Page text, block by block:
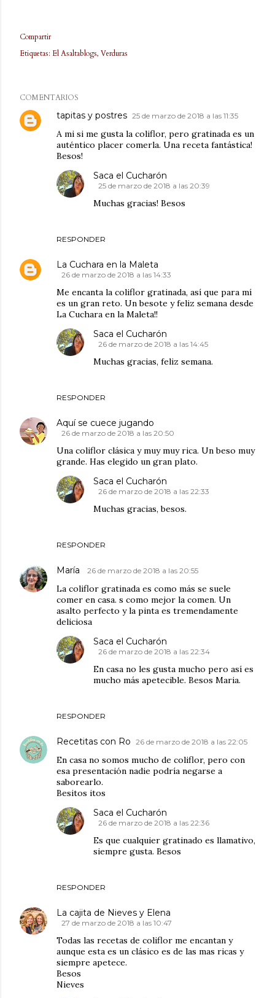
Compartir
Etiquetas: El Asaltablogs Verduras
COMENTARIOS
tapitas y postres 25 de marzo de 2018 a las 11:35
A mi si me gusta la coliflor, pero gratinada es un
auténtico placer comerla. Una receta fantástica!
Besos!
RESPONDER
Saca el Cucharón
25 de marzo de 2018 a las 20:39
Muchas gracias! Besos
La Cuchara en la Maleta
26 de marzo de 2018 a las 14:33
Me encanta la coliflor gratinada, así que para mí
es un gran reto. Un besote y feliz semana desde
La Cuchara en la Maleta!!
RESPONDER
Saca el Cucharón
26 de marzo de 2018 a las 14:45
Muchas gracias, feliz semana.
Aquí se cuece jugando
26 de marzo de 2018 a las 20:50
Una coliflor clásica y muy muy rica. Un beso muy
grande. Has elegido un gran plato.
RESPONDER
Saca el Cucharón
26 de marzo de 2018 a las 22:33
Muchas gracias, besos.
María 26 de marzo de 2018 a las 20:55
La coliflor gratinada es como más se suele
comer en casa. s como mejor la comen. Un
asalto perfecto y la pinta es tremendamente
deliciosa
RESPONDER
Saca el Cucharón
26 de marzo de 2018 a las 22:34
En casa no les gusta mucho pero así es
mucho más apetecible. Besos Maria.
Recetitas con Ro 26 de marzo de 2018 a las 22:05
En casa no somos mucho de coliflor, pero con
esa presentación nadie podría negarse a
saborearlo.
Besitos itos
RESPONDER
Saca el Cucharón
26 de marzo de 2018 a las 22:36
Es que cualquier gratinado es llamativo,
siempre gusta. Besos
La cajita de Nieves y Elena
27 de marzo de 2018 a las 10:47
Todas las recetas de coliflor me encantan y
aunque esta es un clásico es de las mas ricas y
siempre apetece.
Besos
Nieves